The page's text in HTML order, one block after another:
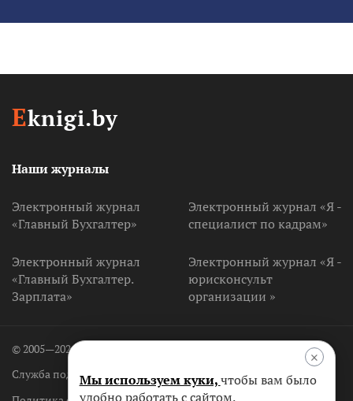
Eknigi.by
Наши журналы
Электронный журнал
«Главный Бухгалтер»
Электронный журнал
«Главный Бухгалтер.
Зарплата»
Электронный журнал «Я -
специалист по кадрам»
Электронный журнал «Я -
юрисконсульт
организации »
© 2005—2026 ООО «Агентство Владимира Гревцова»
Служба поддержки
×
Мы используем куки,чтобы вам было
удобно работать с сайтом.